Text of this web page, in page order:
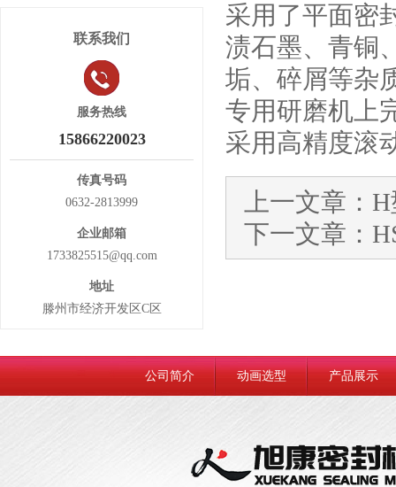
采用了平面密
渍石墨、青铜
垢、碎屑等杂
专用研磨机上
采用高精度滚
上一文章：
下一文章：
联系我们
服务热线
15866220023
传真号码
0632-2813999
企业邮箱
1733825515@qq.com
地址
滕州市经济开发区C区
公司简介 动画选型 产品展示